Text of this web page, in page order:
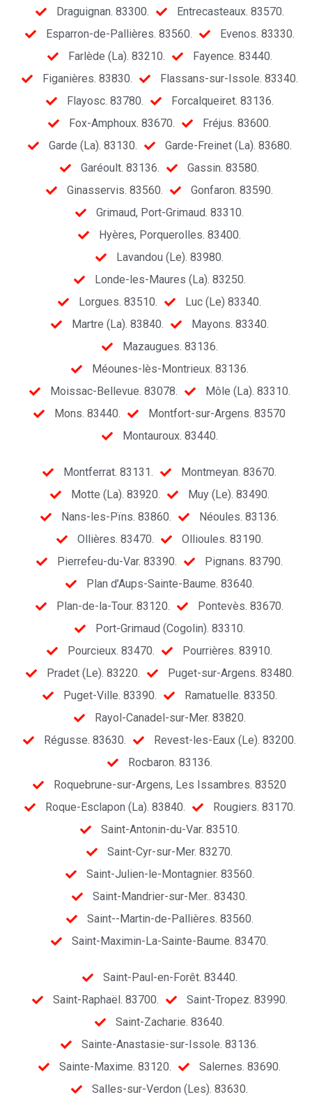
Draguignan. 83300.
Entrecasteaux. 83570.
Esparron-de-Pallières. 83560.
Evenos. 83330.
Farlède (La). 83210.
Fayence. 83440.
Figanières. 83830.
Flassans-sur-Issole. 83340.
Flayosc. 83780.
Forcalqueiret. 83136.
Fox-Amphoux. 83670.
Fréjus. 83600.
Garde (La). 83130.
Garde-Freinet (La). 83680.
Garéoult. 83136.
Gassin. 83580.
Ginasservis. 83560.
Gonfaron. 83590.
Grimaud, Port-Grimaud. 83310.
Hyères, Porquerolles. 83400.
Lavandou (Le). 83980.
Londe-les-Maures (La). 83250.
Lorgues. 83510.
Luc (Le) 83340.
Martre (La). 83840.
Mayons. 83340.
Mazaugues. 83136.
Méounes-lès-Montrieux. 83136.
Moissac-Bellevue. 83078.
Môle (La). 83310.
Mons. 83440.
Montfort-sur-Argens. 83570
Montauroux. 83440.
Montferrat. 83131.
Montmeyan. 83670.
Motte (La). 83920.
Muy (Le). 83490.
Nans-les-Pïns. 83860.
Néoules. 83136.
Ollières. 83470.
Ollioules. 83190.
Pierrefeu-du-Var. 83390.
Pignans. 83790.
Plan d’Aups-Sainte-Baume. 83640.
Plan-de-la-Tour. 83120.
Pontevès. 83670.
Port-Grimaud (Cogolin). 83310.
Pourcieux. 83470.
Pourrières. 83910.
Pradet (Le). 83220.
Puget-sur-Argens. 83480.
Puget-Ville. 83390.
Ramatuelle. 83350.
Rayol-Canadel-sur-Mer. 83820.
Régusse. 83630.
Revest-les-Eaux (Le). 83200.
Rocbaron. 83136.
Roquebrune-sur-Argens, Les Issambres. 83520
Roque-Esclapon (La). 83840.
Rougiers. 83170.
Saint-Antonin-du-Var. 83510.
Saint-Cyr-sur-Mer. 83270.
Saint-Julien-le-Montagnier. 83560.
Saint-Mandrier-sur-Mer.. 83430.
Saint--Martin-de-Pallières. 83560.
Saint-Maximin-La-Sainte-Baume. 83470.
Saint-Paul-en-Forêt. 83440.
Saint-Raphaël. 83700.
Saint-Tropez. 83990.
Saint-Zacharie. 83640.
Sainte-Anastasie-sur-Issole. 83136.
Sainte-Maxime. 83120.
Salernes. 83690.
Salles-sur-Verdon (Les). 83630.